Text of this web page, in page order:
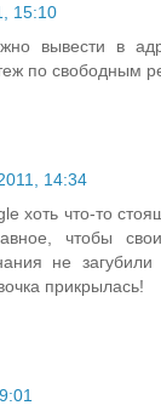
15:10
вывести в
по свободным
14:34
хоть что-то
чтобы
не
прикрылась!